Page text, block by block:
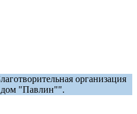
организация
"Павлин"".